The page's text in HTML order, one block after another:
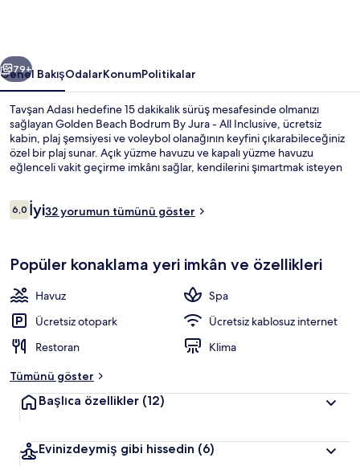
için
fotoğraf
galerisi
Sonraki
79+
Genel BakışOdalarKonumPolitikalar
Tavşan Adası hedefine 15 dakikalık sürüş mesafesinde olmanızı
sağlayan Golden Beach Bodrum By Jura - All Inclusive, ücretsiz
kabin, plaj şemsiyesi ve voleybol olanağının keyfini çıkarabileceğiniz
özel bir plaj sunar. Açık yüzme havuzu ve kapalı yüzme havuzu
eğlenceli vakit geçirme imkânı sağlar, kendilerini şımartmak isteyen
dükkânı/kafe atıştırmak için harika bir mekândır ve havuz kenarı
Yorumlar
6,06,0/10
İyi32 yorumun tümünü göster
Popüler konaklama yeri imkân ve özellikleri
Havuz
Spa
Ücretsiz otopark
Ücretsiz kablosuz internet
Restoran
Klima
Tümünü göster
Başlıca özellikler (12)
Evinizdeymiş gibi hissedin (6)